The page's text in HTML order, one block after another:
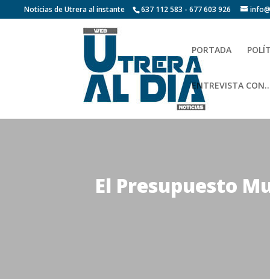
Noticias de Utrera al instante 637 112 583 - 677 603 926
PORTADA
ENTREVISTA
El Presupuesto